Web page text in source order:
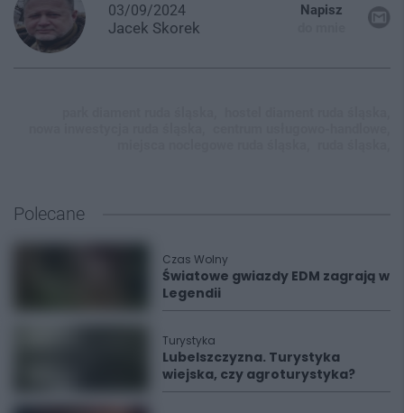
03/09/2024
Jacek Skorek
Napisz
Polecane
Czas Wolny
Światowe gwiazdy EDM zagrają w
Legendii
Turystyka
Lubelszczyzna. Turystyka
wiejska, czy agroturystyka?